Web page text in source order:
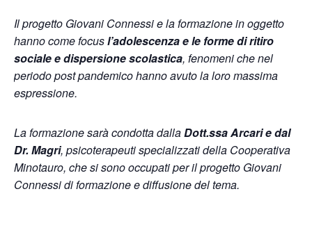
Il progetto Giovani Connessi e la formazione in oggetto
hanno come focusl’adolescenza e le forme di ritiro
sociale e dispersione scolastica, fenomeni che nel
periodo post pandemico hanno avuto la loro massima
espressione.
La formazione sarà condotta dallaDott.ssa Arcari e dal
Dr. Magri, psicoterapeuti specializzati della Cooperativa
Minotauro, che si sono occupati per il progetto Giovani
Connessi di formazione e diffusione del tema.